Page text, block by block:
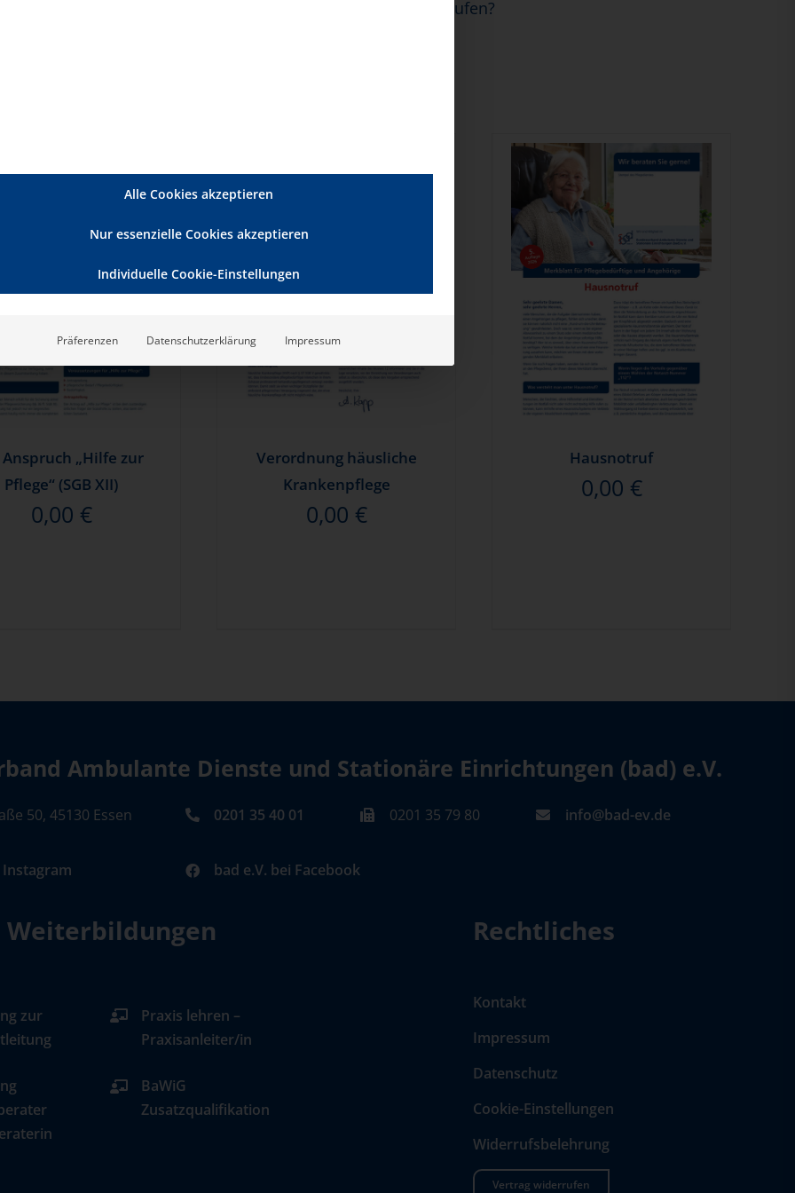
Wollen sie weiter einkaufen?
„Hilfe zur
Pflege“ (SGB XII)
0,00 €
Verordnung häusliche
Krankenpflege
0,00 €
Hausnotruf
0,00 €
Ambulante Dienste und Stationäre Einrichtungen (bad) e.V.
50, 45130 Essen 0201 35 40 01 0201 35 79 80 info@bad-ev.de
Instagram bad e.V. bei Facebook
Weiterbildungen Rechtliches
zur
Praxis lehren –
Praxisanleiter/in
BaWiG
Zusatzqualifikation
Kontakt
Impressum
Datenschutz
Cookie-Einstellungen
Widerrufsbelehrung
Vertrag widerrufen
Alle Cookies akzeptieren
Nur essenzielle Cookies akzeptieren
Individuelle Cookie-Einstellungen
Präferenzen Datenschutzerklärung Impressum